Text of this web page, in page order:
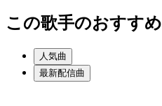
この歌手のおすすめ
人気曲
最新配信曲